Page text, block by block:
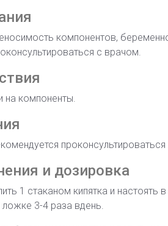
компонентов,
с врачом.
на компоненты.
и дозировка
1 стаканом кипятка и настоять
3-4 раза вдень.